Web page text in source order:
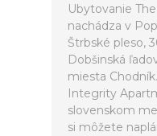
Ubytovanie
nachádza v
Štrbské pleso,
Dobšinská
miesta
Integrity
slovenskom
si môžete